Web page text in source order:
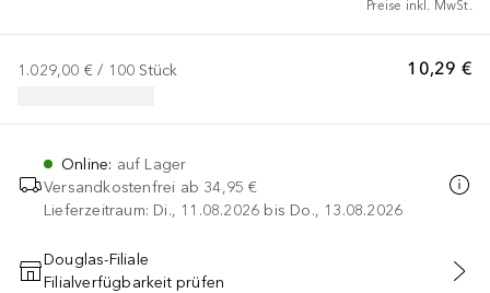
Preise inkl. MwSt.
10,29 €
1.029,00 € / 100 Stück
Online: auf Lager
Versandkostenfrei ab 34,95 €
Lieferzeitraum: Di., 11.08.2026 bis Do., 13.08.2026
IN DEN WARENKORB
Douglas-Filiale
Filialverfügbarkeit prüfen